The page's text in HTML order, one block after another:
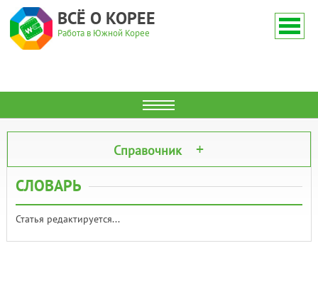
ВСЁ О КОРЕЕ
Работа в Южной Корее
Справочник
СЛОВАРЬ
Статья редактируется...